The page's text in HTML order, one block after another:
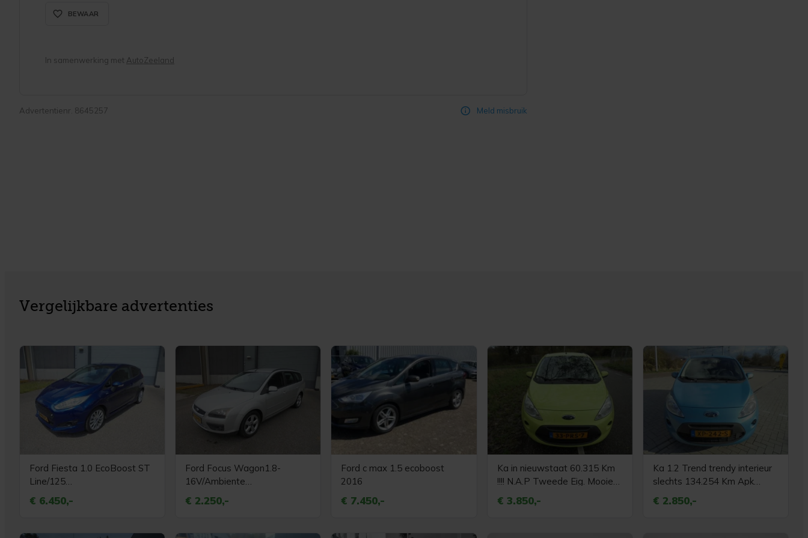
favorite_border_rounded
BEWAAR
In samenwerking met AutoZeeland
Advertentienr. 8645257 Meld misbruik
Vergelijkbare advertenties
Ford Fiesta 1.0 EcoBoost ST
Line/125
PK/Airco/Elek.pakket/BJ 2014
€ 6.450,-
Ford Focus Wagon1.8-
16V/Ambiente
Flexifuel/Airco/Cruise
control/Elek.pakket
€ 2.250,-
Ford c max 1.5 ecoboost
2016
€ 7.450,-
Ka in nieuwstaat 60.315 Km
!!!! N.A.P Tweede Eig. Mooie
nette auto
€ 3.850,-
Ka 1.2 Trend trendy interieur
slechts 134.254 Km Apk
nieuw bij aflevering
€ 2.850,-